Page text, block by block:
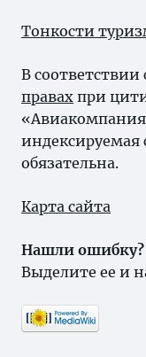
Тонкости
В соответствии
правах при
индексируемая
обязательна.
Карта сайта
Нашли ошибку?
Выделите ее и